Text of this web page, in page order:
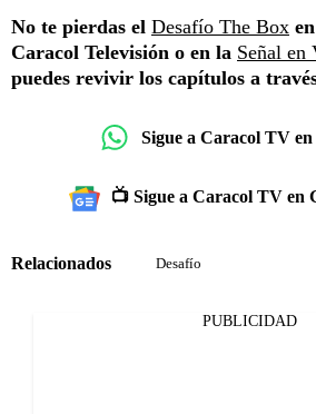
No te pierdas el Desafío The Box
Caracol Televisión o en la Señal en
puedes revivir los capítulos a
Sigue a Caracol TV
📺 Sigue a Caracol TV en
Relacionados Desafío
PUBLICIDAD